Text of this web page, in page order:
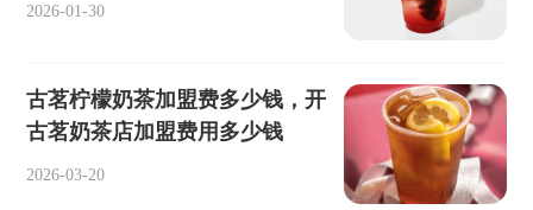
2026-01-30
古茗柠檬奶茶加盟费多少钱，开
古茗奶茶店加盟费用多少钱
2026-03-20